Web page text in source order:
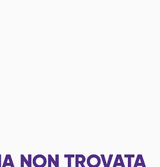
NON TROVATA